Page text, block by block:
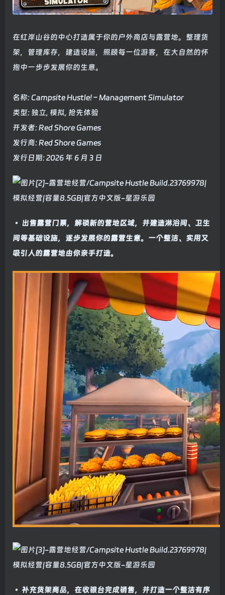
在红岸山谷的中心打造属于你的户外商店与露营地。整理货
架，管理库存，建造设施，照顾每一位游客，在大自然的怀
抱中一步步发展你的生意。
名称: Campsite Hustle! – Management Simulator
类型: 独立, 模拟, 抢先体验
开发者: Red Shore Games
发行商: Red Shore Games
发行日期: 2026 年 6 月 3 日
• 出售露营门票，解锁新的营地区域，并建造淋浴间、卫生
间等基础设施，逐步发展你的露营生意。一个整洁、实用又
吸引人的露营地由你亲手打造。
• 补充货架商品，在收银台完成销售，并打造一个整洁有序